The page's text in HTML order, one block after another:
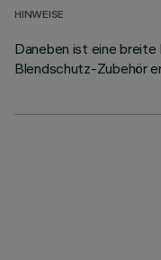
HINWEISE
Daneben ist eine
Blendschutz-Zubehör